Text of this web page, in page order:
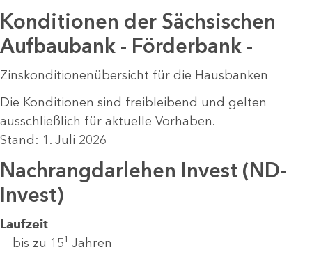
Konditionen der Sächsischen
Aufbaubank - Förderbank -
Zinskonditionenübersicht für die Hausbanken
Die Konditionen sind freibleibend und gelten
ausschließlich für aktuelle Vorhaben.
Stand: 1. Juli 2026
Nachrangdarlehen Invest (ND-
Invest)
Laufzeit
bis zu 15¹ Jahren